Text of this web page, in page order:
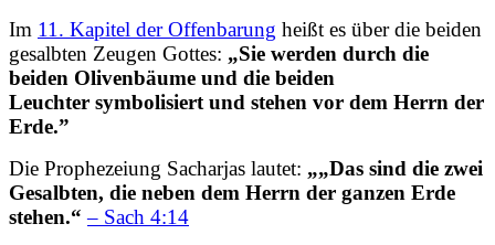
Im 11. Kapitel der Offenbarung heißt es über die beiden
gesalbten Zeugen Gottes: „Sie werden durch die
beiden Olivenbäume und die beiden
Leuchter symbolisiert und stehen vor dem Herrn der
Erde.”
Die Prophezeiung Sacharjas lautet: „„Das sind die zwei
Gesalbten, die neben dem Herrn der ganzen Erde
stehen.“– Sach 4:14